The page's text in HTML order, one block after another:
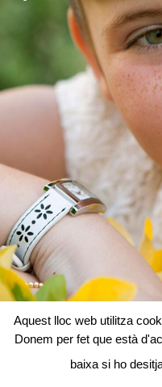
Aquest lloc web utilitza
Donem per fet que està
baixa si ho